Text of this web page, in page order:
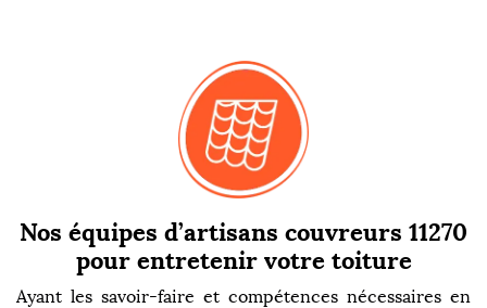
Nos équipes d’artisans couvreurs 11270
pour entretenir votre toiture
Ayant les savoir-faire et compétences nécessaires en